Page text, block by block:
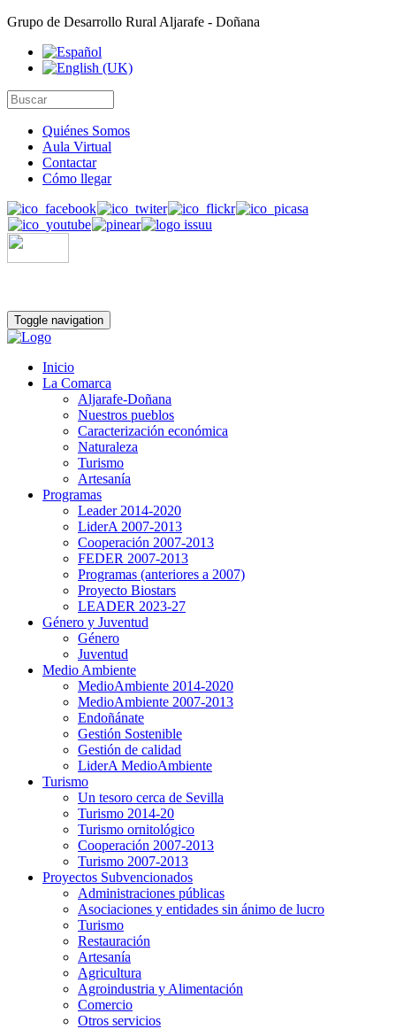
Grupo de Desarrollo Rural Aljarafe - Doñana
Quiénes Somos
Aula Virtual
Contactar
Cómo llegar
Toggle navigation
Inicio
La Comarca
Aljarafe-Doñana
Nuestros pueblos
Caracterización económica
Naturaleza
Turismo
Artesanía
Programas
Leader 2014-2020
LiderA 2007-2013
Cooperación 2007-2013
FEDER 2007-2013
Programas (anteriores a 2007)
Proyecto Biostars
LEADER 2023-27
Género y Juventud
Género
Juventud
Medio Ambiente
MedioAmbiente 2014-2020
MedioAmbiente 2007-2013
Endoñánate
Gestión Sostenible
Gestión de calidad
LiderA MedioAmbiente
Turismo
Un tesoro cerca de Sevilla
Turismo 2014-20
Turismo ornitológico
Cooperación 2007-2013
Turismo 2007-2013
Proyectos Subvencionados
Administraciones públicas
Asociaciones y entidades sin ánimo de lucro
Turismo
Restauración
Artesanía
Agricultura
Agroindustria y Alimentación
Comercio
Otros servicios